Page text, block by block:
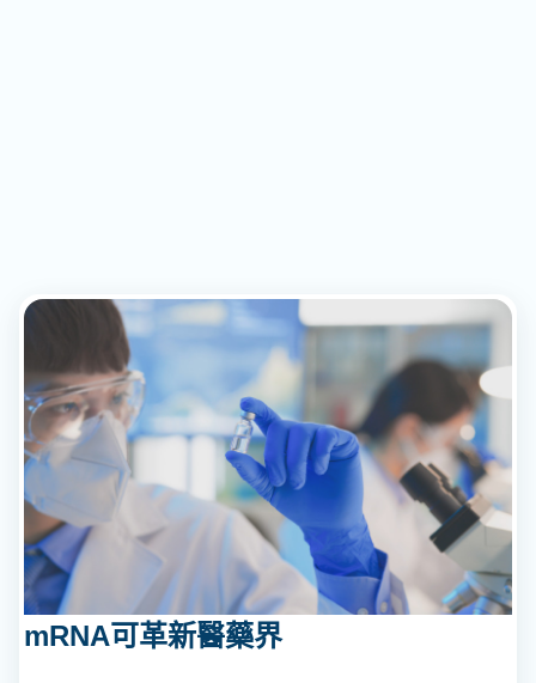
mRNA可革新醫藥界